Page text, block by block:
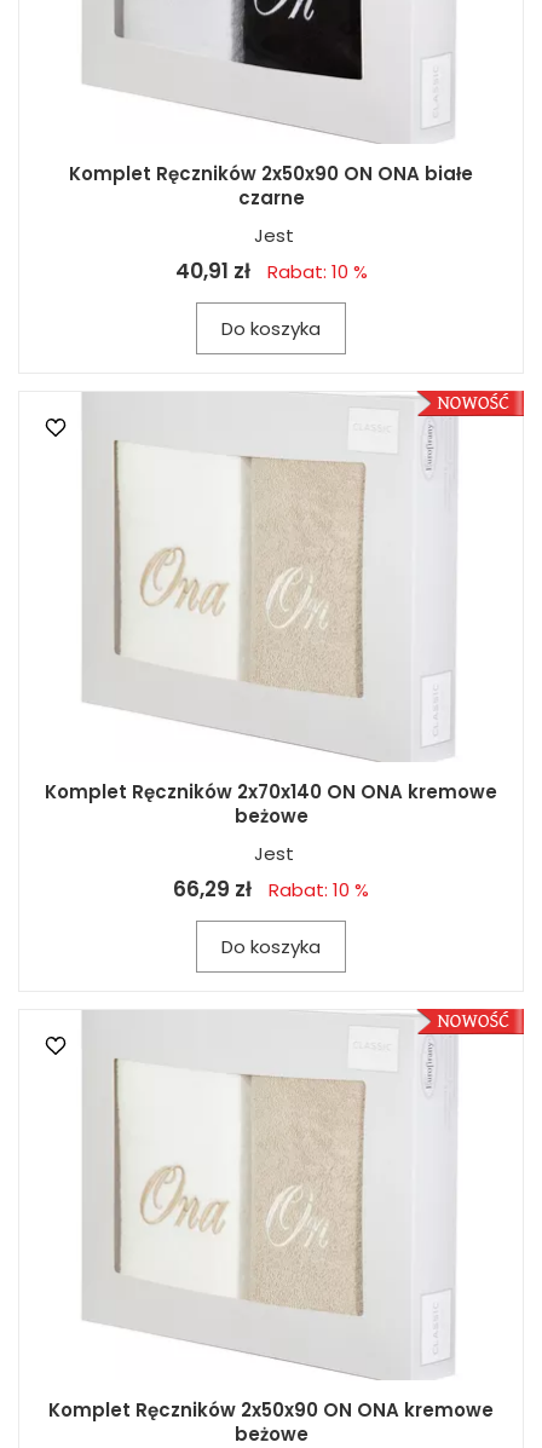
Komplet Ręczników 2x50x90 ON ONA białe
czarne
Jest
40,91 zł Rabat: 10 %
Do koszyka
Komplet Ręczników 2x70x140 ON ONA kremowe
beżowe
Jest
66,29 zł Rabat: 10 %
Do koszyka
Komplet Ręczników 2x50x90 ON ONA kremowe
beżowe